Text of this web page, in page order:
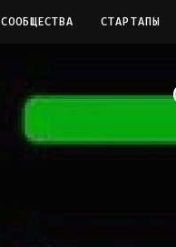
СООБЩЕСТВА СТАРТАПЫ